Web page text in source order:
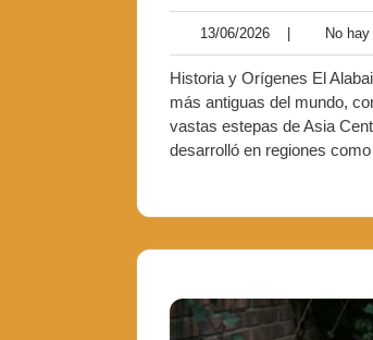
13/06/2026 No hay
Historia y Orígenes El
más antiguas del mundo,
vastas estepas de Asia
desarrolló en regiones